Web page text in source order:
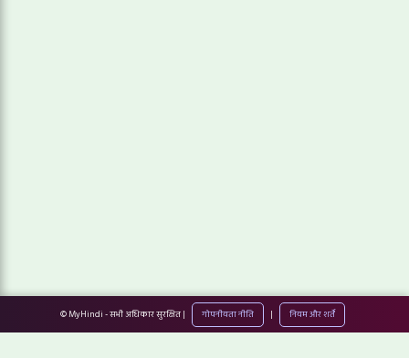
© MyHindi - सभी अधिकार सुरक्षित | गोपनीयता नीति | नियम और शर्तें